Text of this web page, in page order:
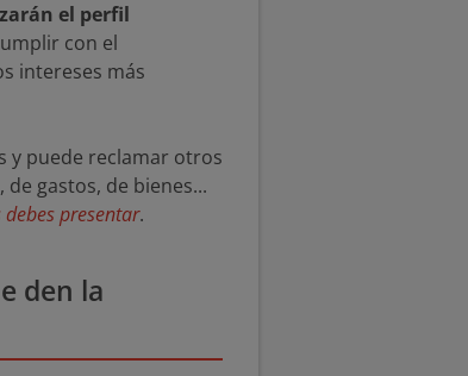
el perfil
con el
intereses más
y puede reclamar otros
gastos, de bienes...
presentar.
den la